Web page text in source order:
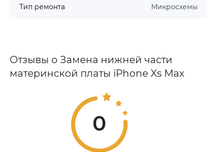
Тип ремонта Микросхемы
Отзывы о Замена нижней части
материнской платы iPhone Xs Max
0